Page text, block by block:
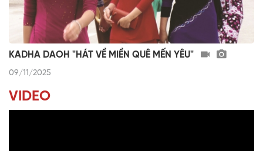
KADHA DAOH "HÁT VỀ MIỀN QUÊ MẾN YÊU"
09/11/2025
VIDEO